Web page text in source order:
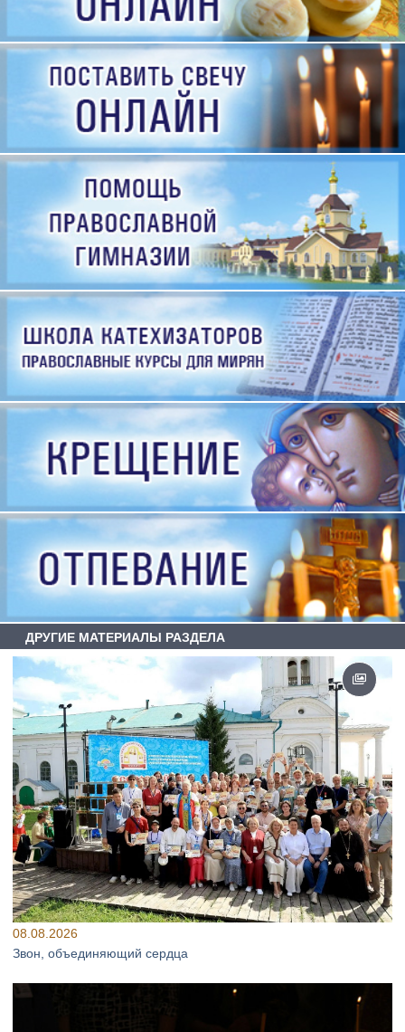
ДРУГИЕ МАТЕРИАЛЫ РАЗДЕЛА
08.08.2026
Звон, объединяющий сердца